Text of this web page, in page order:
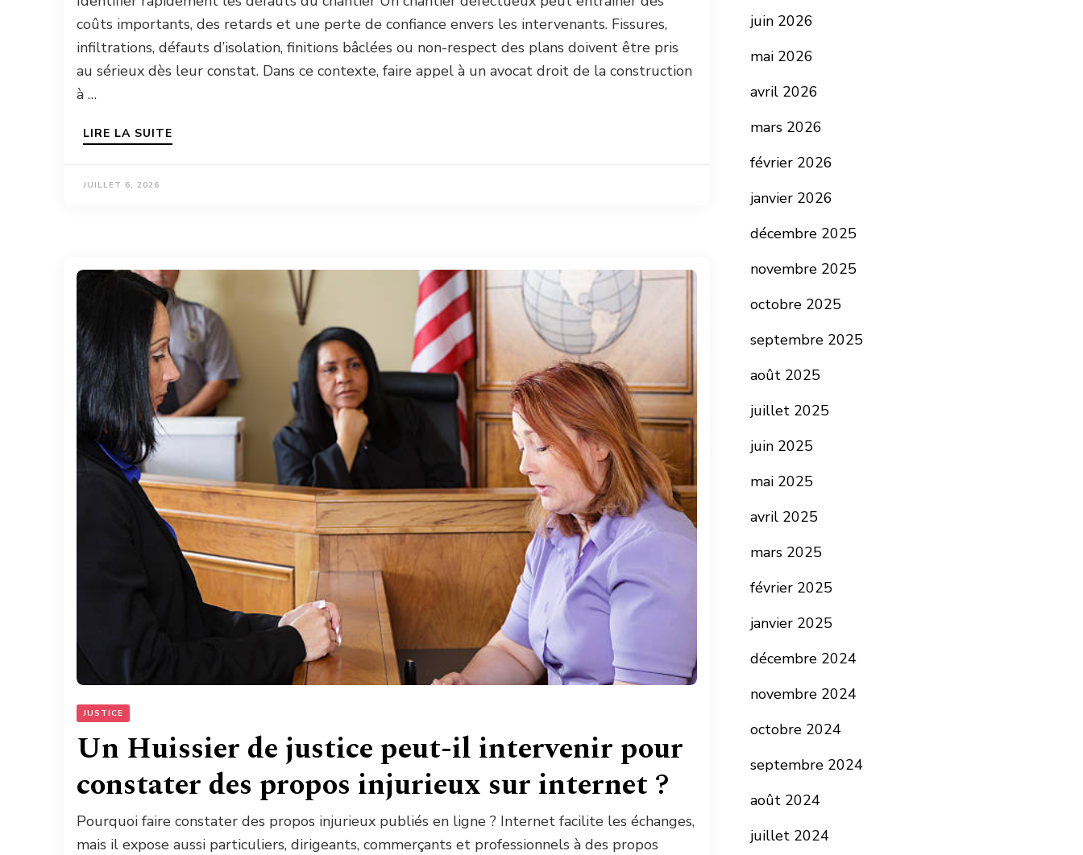
coûts importants, des retards et une perte de confiance envers les intervenants. Fissures,
infiltrations, défauts d’isolation, finitions bâclées ou non-respect des plans doivent être pris
au sérieux dès leur constat. Dans ce contexte, faire appel à un avocat droit de la construction
à …
LIRE LA SUITE
JUILLET 6, 2026
JUSTICE
Un Huissier de justice peut-il intervenir pour
constater des propos injurieux sur internet ?
Pourquoi faire constater des propos injurieux publiés en ligne ? Internet facilite les échanges,
mais il expose aussi particuliers, dirigeants, commerçants et professionnels à des propos
juin 2026
mai 2026
avril 2026
mars 2026
février 2026
janvier 2026
décembre 2025
novembre 2025
octobre 2025
septembre 2025
août 2025
juillet 2025
juin 2025
mai 2025
avril 2025
mars 2025
février 2025
janvier 2025
décembre 2024
novembre 2024
octobre 2024
septembre 2024
août 2024
juillet 2024